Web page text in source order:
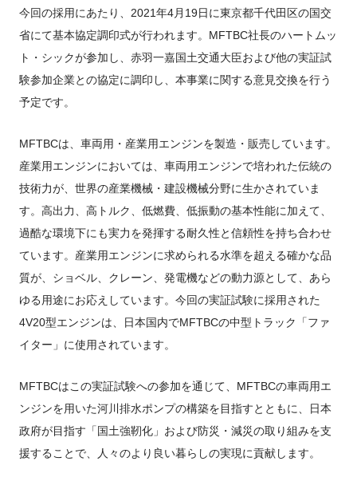
今回の採用にあたり、2021年4月19日に東京都千代田区の国交
省にて基本協定調印式が行われます。MFTBC社長のハートムッ
ト・シックが参加し、赤羽一嘉国土交通大臣および他の実証試
験参加企業との協定に調印し、本事業に関する意見交換を行う
予定です。
MFTBCは、車両用・産業用エンジンを製造・販売しています。
産業用エンジンにおいては、車両用エンジンで培われた伝統の
技術力が、世界の産業機械・建設機械分野に生かされていま
す。高出力、高トルク、低燃費、低振動の基本性能に加えて、
過酷な環境下にも実力を発揮する耐久性と信頼性を持ち合わせ
ています。産業用エンジンに求められる水準を超える確かな品
質が、ショベル、クレーン、発電機などの動力源として、あら
ゆる用途にお応えしています。今回の実証試験に採用された
4V20型エンジンは、日本国内でMFTBCの中型トラック「ファ
イター」に使用されています。
MFTBCはこの実証試験への参加を通じて、MFTBCの車両用エ
ンジンを用いた河川排水ポンプの構築を目指すとともに、日本
政府が目指す「国土強靭化」および防災・減災の取り組みを支
援することで、人々のより良い暮らしの実現に貢献します。